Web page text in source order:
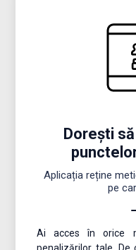
Dorești
Aplicația reține
pe
Ai acces în orice